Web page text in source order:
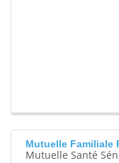
Mutuelle Familiale
Mutuelle Santé